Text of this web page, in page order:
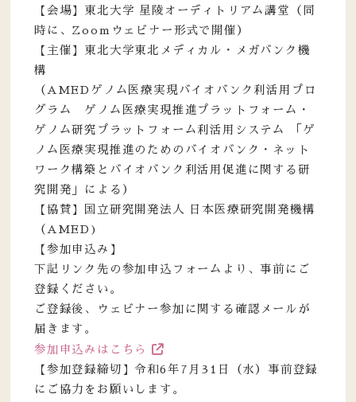
【会場】東北大学 星陵オーディトリアム講堂（同
時に、Zoomウェビナー形式で開催）
【主催】東北大学東北メディカル・メガバンク機
構
（AMEDゲノム医療実現バイオバンク利活用プロ
グラム ゲノム医療実現推進プラットフォーム・
ゲノム研究プラットフォーム利活用システム 「ゲ
ノム医療実現推進のためのバイオバンク・ネット
ワーク構築とバイオバンク利活用促進に関する研
究開発」による）
【協賛】国立研究開発法人 日本医療研究開発機構
（AMED)
【参加申込み】
下記リンク先の参加申込フォームより、事前にご
登録ください。
ご登録後、ウェビナー参加に関する確認メールが
届きます。
参加申込みはこちら
【参加登録締切】令和6年7月31日（水）事前登録
にご協力をお願いします。